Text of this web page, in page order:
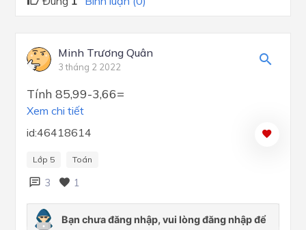
Minh Trương Quân
3 tháng 2 2022
Tính 85,99-3,66=
Xem chi tiết
id:46418614
Lớp 5 Toán
3 1